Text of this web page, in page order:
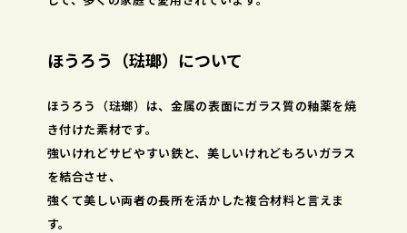
ほうろう（琺瑯）について
ほうろう（琺瑯）は、金属の表面にガラス質の釉薬を焼
き付けた素材です。
強いけれどサビやすい鉄と、美しいけれどもろいガラス
を結合させ、
強くて美しい両者の長所を活かした複合材料と言えま
す。